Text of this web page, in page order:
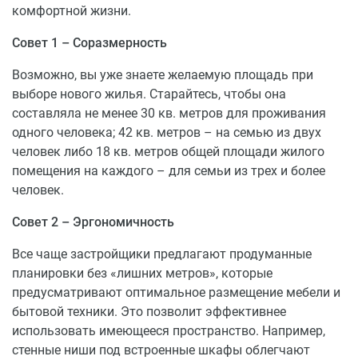
На первых этажах ЖК будут расположены
коммерческие помещения. Для комфорта детей и
находятся под присмотром опытных педагогов. Их
легко отвести в сад и забрать домой, возвращаясь с
работы. Также здесь появится современный фитнес-
клуб с тренажерный залом, групповыми занятиями
для взрослых и детей.
Внимание уделили и придомовой территории, где
системой автоматического полива будут современные
У жилого комплекса по-настоящему большой,
рассчитанный на 819 машиномест, двухуровневый
паркинг и открытая парковка на 48 м/м. Здесь без
проблем смогут оставлять свои автомобили не только
владельцы квартир, но и их гости.
комфортной жизни.
Совет 1 – Соразмерность
Возможно, вы уже знаете желаемую площадь при
выборе нового жилья. Старайтесь, чтобы она
составляла не менее 30 кв. метров для проживания
одного человека; 42 кв. метров – на семью из двух
человек либо 18 кв. метров общей площади жилого
помещения на каждого – для семьи из трех и более
человек.
Совет 2 – Эргономичность
Все чаще застройщики предлагают продуманные
планировки без «лишних метров», которые
предусматривают оптимальное размещение мебели и
бытовой техники. Это позволит эффективнее
использовать имеющееся пространство. Например,
стенные ниши под встроенные шкафы облегчают